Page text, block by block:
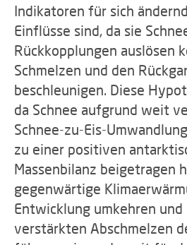
Indikatoren für sich
Einflüsse sind, da sie
Rückkopplungen auslösen
Schmelzen und den
beschleunigen. Diese
da Schnee aufgrund weit
Schnee-zu-Eis-
zu einer positiven
Massenbilanz beigetragen
gegenwärtige
Entwicklung umkehren und
verstärkten Abschmelzen